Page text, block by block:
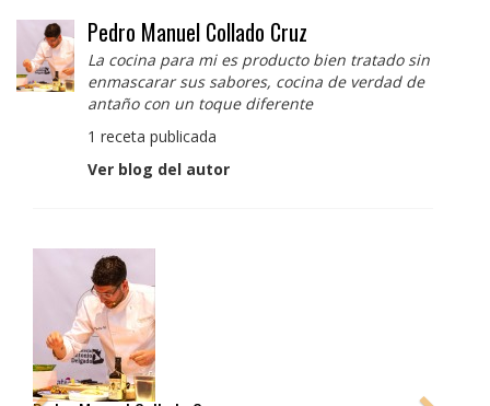
Pedro Manuel Collado Cruz
La cocina para mi es producto bien tratado sin
enmascarar sus sabores, cocina de verdad de
antaño con un toque diferente
1 receta publicada
Ver blog del autor